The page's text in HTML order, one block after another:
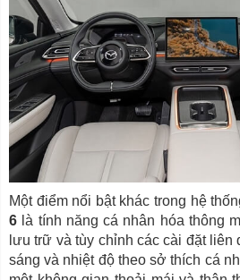
Một điểm nổi bật khác trong hệ
6 là tính năng cá nhân hóa thông
lưu trữ và tùy chỉnh các cài đặt liên
sáng và nhiệt độ theo sở thích cá